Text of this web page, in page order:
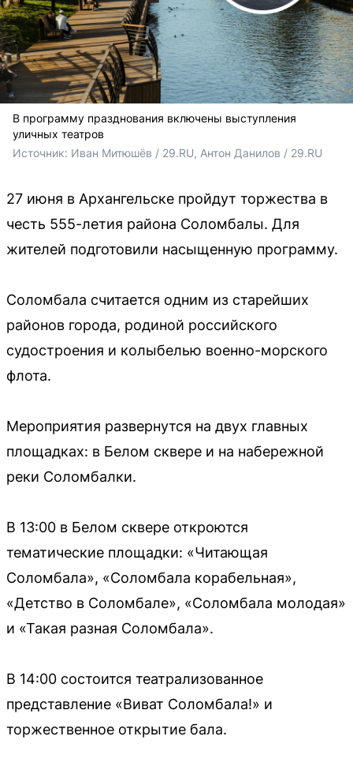
В программу празднования включены выступления
уличных театров
Источник: Иван Митюшёв / 29.RU, Антон Данилов / 29.RU
27 июня в Архангельске пройдут торжества в
честь 555-летия района Соломбалы. Для
жителей подготовили насыщенную программу.
Соломбала считается одним из старейших
районов города, родиной российского
судостроения и колыбелью военно-морского
флота.
Мероприятия развернутся на двух главных
площадках: в Белом сквере и на набережной
реки Соломбалки.
В 13:00 в Белом сквере откроются
тематические площадки: «Читающая
Соломбала», «Соломбала корабельная»,
«Детство в Соломбале», «Соломбала молодая»
и «Такая разная Соломбала».
В 14:00 состоится театрализованное
представление «Виват Соломбала!» и
торжественное открытие бала.